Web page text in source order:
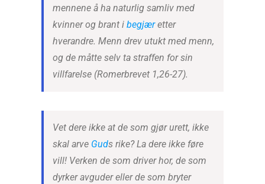
mennene å ha naturlig samliv med
kvinner og brant i begjæretter
hverandre. Menn drev utukt med menn,
og de måtte selv ta straffen for sin
villfarelse (Romerbrevet 1,26-27).
Vet dere ikke at de som gjør urett, ikke
skal arve Guds rike? La dere ikke føre
vill! Verken de som driver hor, de som
dyrker avguder eller de som bryter